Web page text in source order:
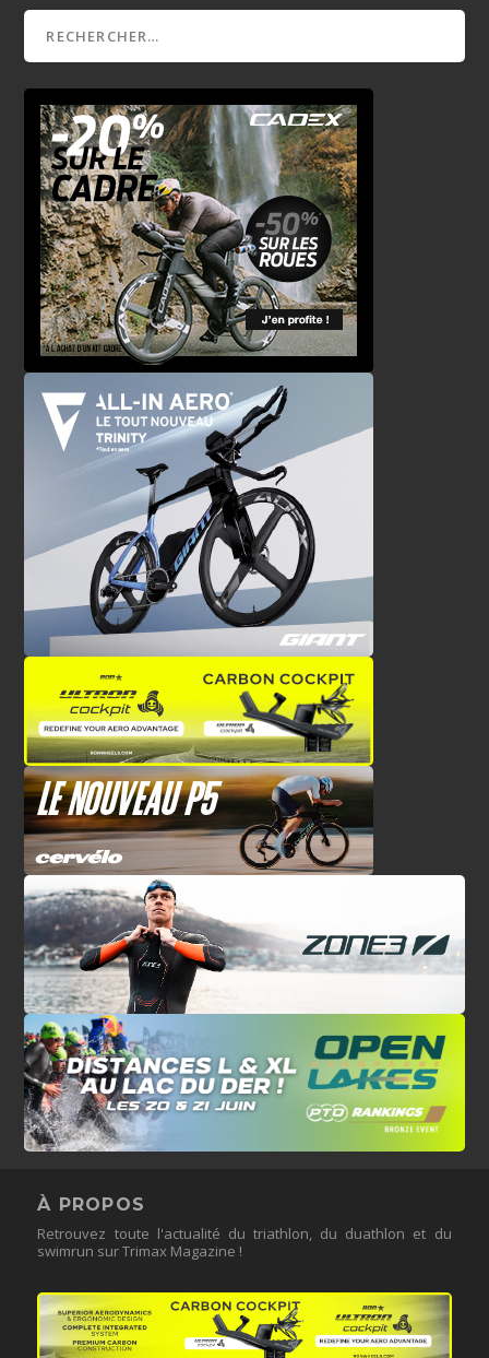
À PROPOS
Retrouvez toute l'actualité du triathlon, du duathlon et du
swimrun sur Trimax Magazine !